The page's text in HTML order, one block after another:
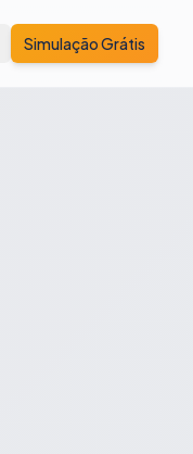
Simulação Grátis